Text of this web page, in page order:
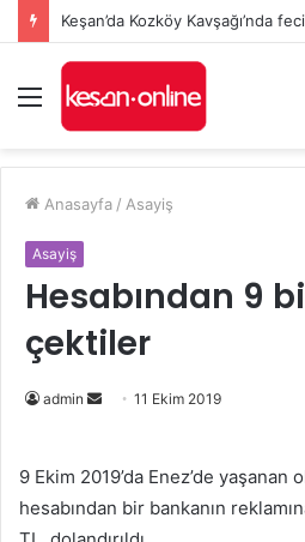
Keşan’da Kozköy Kavşağı’nda
Menü
Anasayfa / Asayiş
Asayiş
Hesabından 9
çektiler
admin
Bir
göndermek
11 Ekim 2019
9 Ekim 2019’da Enez’de yaşanan
hesabından bir bankanın